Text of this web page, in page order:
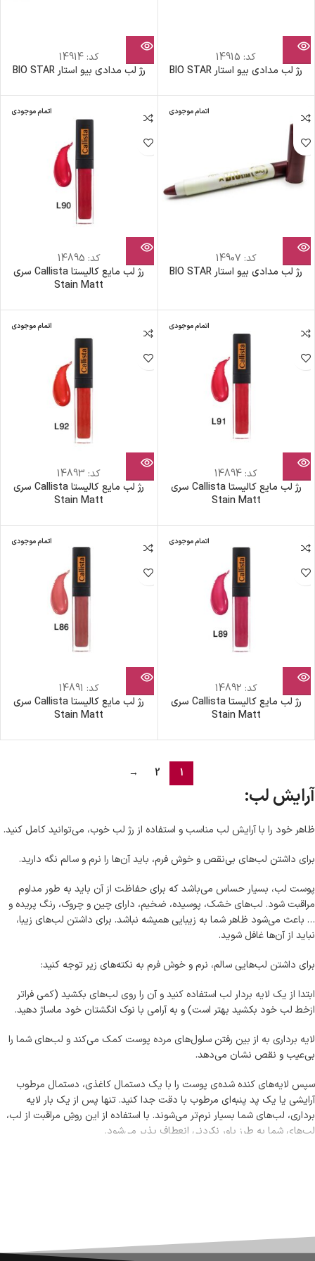
کد: 14915
رژ لب مدادی بیو استار BIO STAR
کد:14914
رژ لب مدادی بیو استار BIO STAR
اتمام موجودی
کد: 14907
رژ لب مدادی بیو استار BIO STAR
اتمام موجودی
کد: 14895
رژ لب مایع کالیستا Callista سری
Stain Matt
اتمام موجودی
کد: 14894
رژ لب مایع کالیستا Callista سری
Stain Matt
اتمام موجودی
کد: 14893
رژ لب مایع کالیستا Callista سری
Stain Matt
اتمام موجودی
کد: 14892
رژ لب مایع کالیستا Callista سری
Stain Matt
اتمام موجودی
کد: 14891
رژ لب مایع کالیستا Callista سری
Stain Matt
1
2
→
آرایش لب:
ظاهر خود را با آرایش لب مناسب و استفاده از رژ لب خوب، می‌توانید کامل کنید.
برای داشتن لب‌های بی‌نقص و خوش فرم، باید آن‌ها را نرم و سالم نگه دارید.
پوست لب، بسیار حساس می‌باشد که برای حفاظت از آن باید به طور مداوم
مراقبت شود. لب‌های خشک، پوسیده، ضخیم، دارای چین و چروک، رنگ پریده و
… باعث می‌شود ظاهر شما به زیبایی همیشه نباشد. برای داشتن لب‌های زیبا،
نباید از آن‌ها غافل شوید.
برای داشتن لب‌هایی سالم، نرم و خوش فرم به نکته‌های زیر توجه کنید:
ابتدا از یک لایه بردار لب استفاده کنید و آن را روی لب‌‌های بکشید (کمی فراتر
ازخط لب خود بکشید بهتر است) و به آرامی با نوک انگشتان خود ماساژ دهید.
لایه برداری به از بین رفتن سلول‌های مرده پوست کمک می‌کند و لب‌های شما را
بی‌عیب و نقص نشان می‌دهد.
سپس لایه‌های کنده شده‌ی پوست را با یک دستمال کاغذی، دستمال مرطوب
آرایشی یا یک پد پنبه‌ای مرطوب با دقت جدا کنید. تنها پس از یک بار لایه
برداری، لب‌های شما بسیار نرم‌تر می‌شوند. با استفاده از این روش‌ِ مراقبت از لب،
لب‌های شما به طرز باور نکردنی انعطاف پذیر می‌شود.
برای صورت، هیچ چیز بهتر از آرایش کامل لب نیست! نحوه‌ی صحیح زدن رژ لب
ضمانت اصالت کالا
گارانتی معتبر برای تمامی محصولات ارائه می‌شود.